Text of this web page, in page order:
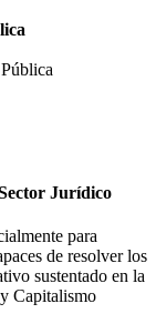
Jurídico
para
de resolver los
sustentado en la
Capitalismo